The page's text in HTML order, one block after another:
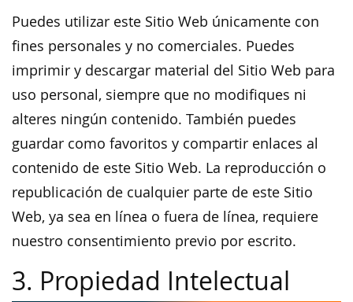
Puedes utilizar este Sitio Web únicamente con
fines personales y no comerciales. Puedes
imprimir y descargar material del Sitio Web para
uso personal, siempre que no modifiques ni
alteres ningún contenido. También puedes
guardar como favoritos y compartir enlaces al
contenido de este Sitio Web. La reproducción o
republicación de cualquier parte de este Sitio
Web, ya sea en línea o fuera de línea, requiere
nuestro consentimiento previo por escrito.
3. Propiedad Intelectual